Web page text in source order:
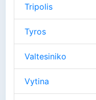
Tripolis
Tyros
Valtesiniko
Vytina